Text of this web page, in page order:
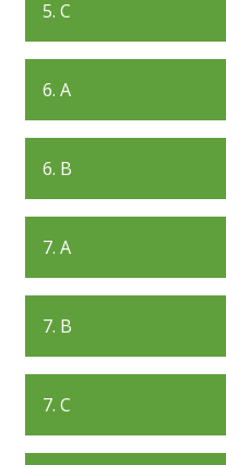
5. C
6. A
6. B
7. A
7. B
7. C